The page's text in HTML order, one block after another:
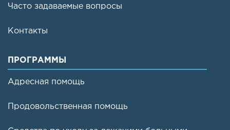
Часто задаваемые вопросы
Контакты
ПРОГРАММЫ
Адресная помощь
Продовольственная помощь